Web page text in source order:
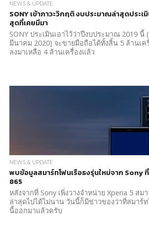
NEWS & UPDATE
SONY เข้าภาวะวิกฤติ งบประมาณล่าสุดประ
สุดที่เคยมีมา
SONY ประเมินเอาไว้ว่าปีงบประมาณ 2019 นี้
มีนาคม 2020) จะขายมือถือได้ทั้งสิ้น 5 ล้านเ
ลงมาเหลือ 4 ล้านเครื่องแล้ว
NEWS & UPDATE
พบข้อมูลสมาร์ทโฟนเรือธงรุ่นใหม่จาก Sony
865
หลังจากที่ Sony เพิ่งวางจำหน่าย Xperia 5 สม
ล่าสุดไปได้ไม่นาน วันนี้ก็มีข่าวของว่าที่สมาร์
นี้ออกมาแล้วครับ